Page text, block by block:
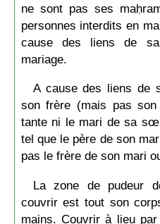
ne sont pas ses
personnes interdits en
cause des liens de
mariage.
A cause des liens de
son frère (mais pas
tante ni le mari de sa
tel que le père de son
pas le frère de son mari
La zone de pudeur
couvrir est tout son
mains. Couvrir à lieu